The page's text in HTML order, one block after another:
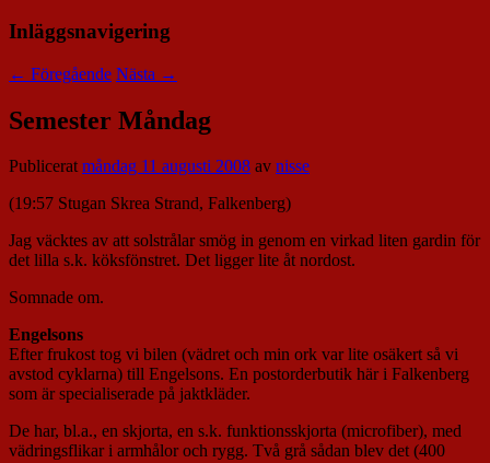
Inläggsnavigering
← Föregående Nästa →
Semester Måndag
Publiceratmåndag 11 augusti 2008 av nisse
(19:57 Stugan Skrea Strand, Falkenberg)
Jag väcktes av att solstrålar smög in genom en virkad liten gardin för
det lilla s.k. köksfönstret. Det ligger lite åt nordost.
Somnade om.
Engelsons
Efter frukost tog vi bilen (vädret och min ork var lite osäkert så vi
avstod cyklarna) till Engelsons. En postorderbutik här i Falkenberg
som är specialiserade på jaktkläder.
De har, bl.a., en skjorta, en s.k. funktionsskjorta (microfiber), med
vädringsflikar i armhålor och rygg. Två grå sådan blev det (400